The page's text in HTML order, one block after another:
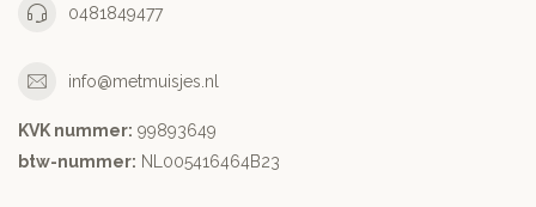
0481849477
info@metmuisjes.nl
KVK nummer: 99893649
btw-nummer: NL005416464B23